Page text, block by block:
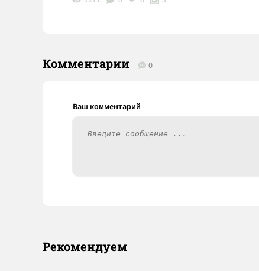
Комментарии 0
Рекомендуем